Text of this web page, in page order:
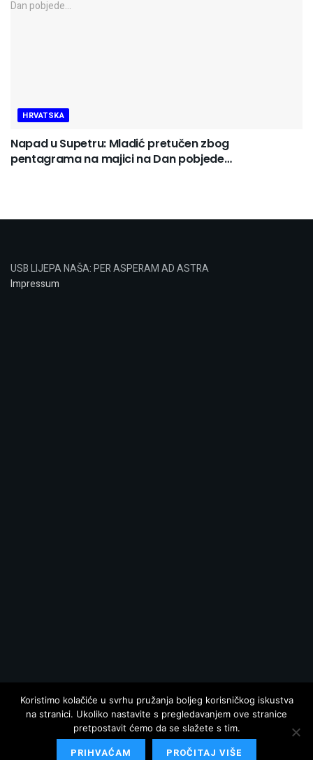
HRVATSKA
Napad u Supetru: Mladić pretučen zbog
pentagrama na majici na Dan pobjede…
USB LIJEPA NAŠA: PER ASPERAM AD ASTRA
Impressum
© 2025 Hrvatska danas
Koristimo kolačiće u svrhu pružanja boljeg korisničkog iskustva
na stranici. Ukoliko nastavite s pregledavanjem ove stranice
pretpostavit ćemo da se slažete s tim.
PRIHVAĆAM PROČITAJ VIŠE